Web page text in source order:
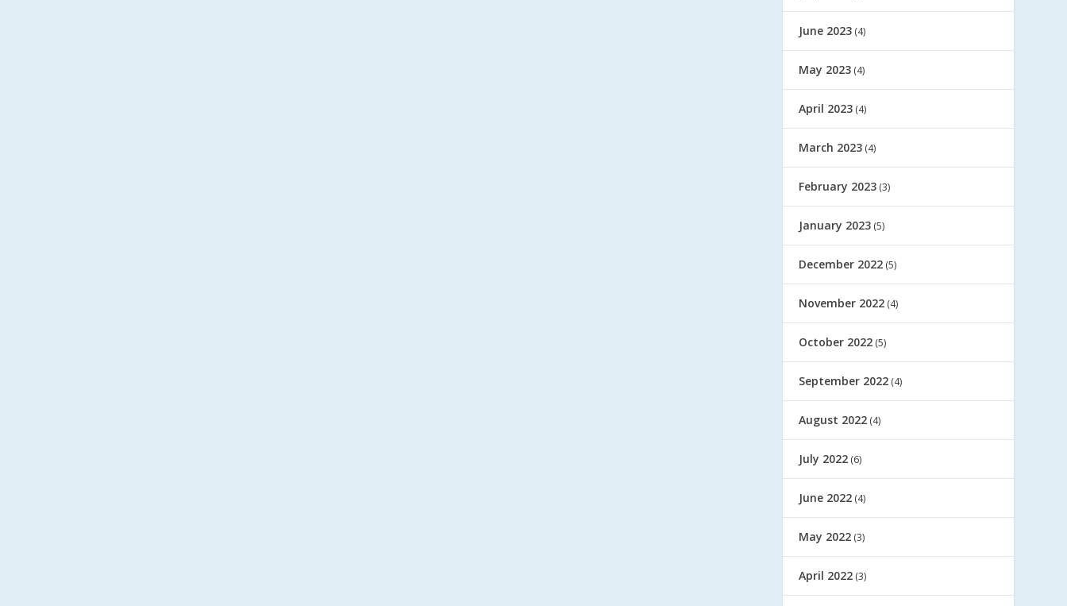
June 2023 (4)
May 2023 (4)
April 2023 (4)
March 2023 (4)
February 2023 (3)
January 2023 (5)
December 2022 (5)
November 2022 (4)
October 2022 (5)
September 2022 (4)
August 2022 (4)
July 2022 (6)
June 2022 (4)
May 2022 (3)
April 2022 (3)